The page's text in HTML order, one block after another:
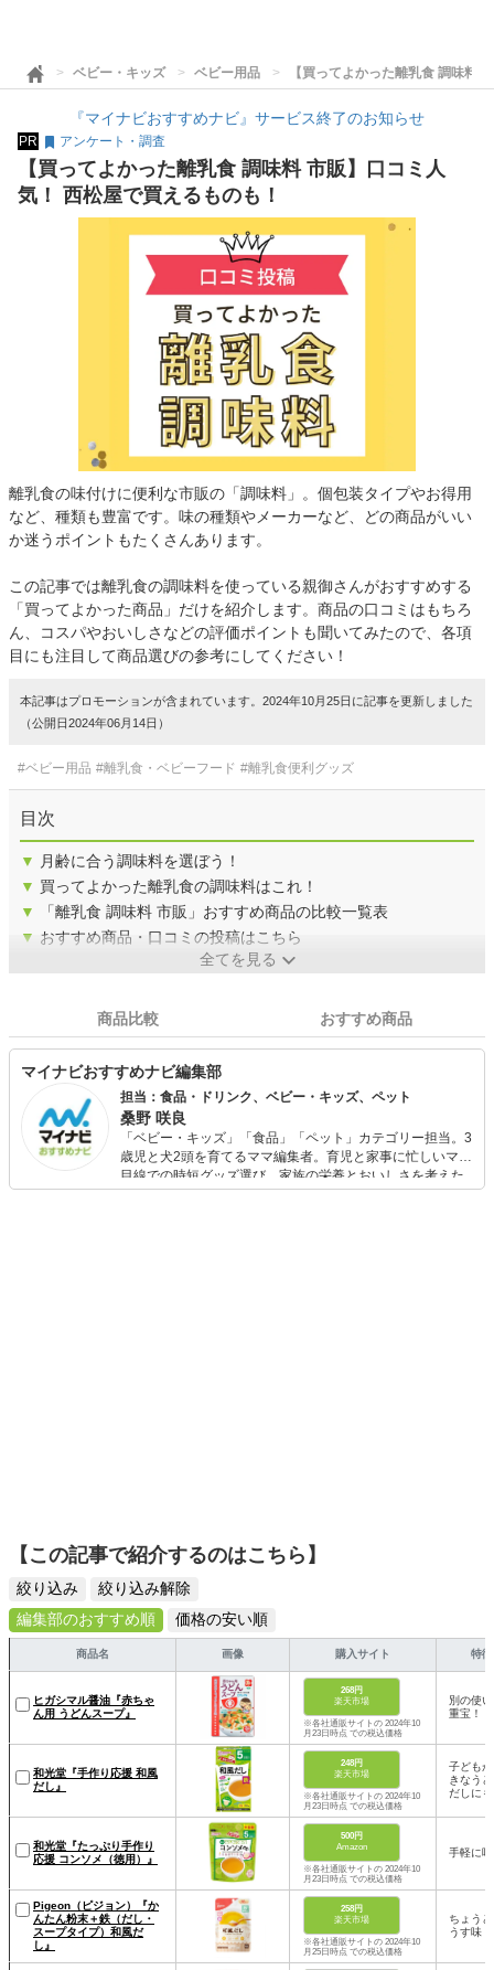
ベビー・キッズ ベビー用品 【買ってよかった離乳食 調味料
『マイナビおすすめナビ』サービス終了のお知らせ
PR アンケート・調査
【買ってよかった離乳食 調味料 市販】口コミ人
気！ 西松屋で買えるものも！
離乳食の味付けに便利な市販の「調味料」。個包装タイプやお得用
など、種類も豊富です。味の種類やメーカーなど、どの商品がいい
か迷うポイントもたくさんあります。
この記事では離乳食の調味料を使っている親御さんがおすすめする
「買ってよかった商品」だけを紹介します。商品の口コミはもちろ
ん、コスパやおいしさなどの評価ポイントも聞いてみたので、各項
目にも注目して商品選びの参考にしてください！
本記事はプロモーションが含まれています。2024年10月25日に記事を更新しました
（公開日2024年06月14日）
#ベビー用品 #離乳食・ベビーフード #離乳食便利グッズ
目次
▼
月齢に合う調味料を選ぼう！
▼ 買ってよかった離乳食の調味料はこれ！
▼
「離乳食 調味料 市販」おすすめ商品の比較一覧表
▼ おすすめ商品・口コミの投稿はこちら
全てを見る
商品比較 おすすめ商品
マイナビおすすめナビ編集部
担当：食品・ドリンク、ベビー・キッズ、ペット
桑野 咲良
「ベビー・キッズ」「食品」「ペット」カテゴリー担当。3
歳児と犬2頭を育てるママ編集者。育児と家事に忙しいママ
目線での時短グッズ選び、家族の栄養とおいしさを考えた
食品選び、束の間のリラックスタイムを楽しむためのスイ
【この記事で紹介するのはこちら】
絞り込み
絞り込み解除
編集部のおすすめ順
価格の安い順
商品名 画像 購入サイト 特徴
ヒガシマル醤油『赤ちゃ
ん用 うどんスープ』
268円
楽天市場
※各社通販サイトの 2024年10
月23日時点 での税込価格
別の使
重宝！
和光堂『手作り応援 和風
だし』
248円
楽天市場
※各社通販サイトの 2024年10
月23日時点 での税込価格
子ども
きなう
だしに
和光堂『たっぷり手作り
応援 コンソメ（徳用）』
500円
Amazon
※各社通販サイトの 2024年10
月23日時点 での税込価格
手軽に
Pigeon（ピジョン）『か
んたん粉末＋鉄（だし・
スープタイプ）和風だ
し』
258円
楽天市場
※各社通販サイトの 2024年10
月25日時点 での税込価格
ちょう
うす味